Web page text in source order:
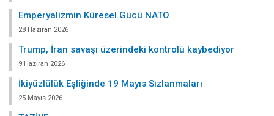
Emperyalizmin Küresel Gücü NATO
28 Haziran 2026
Trump, İran savaşı üzerindeki kontrolü kaybediyor
9 Haziran 2026
İkiyüzlülük Eşliğinde 19 Mayıs Sızlanmaları
25 Mayıs 2026